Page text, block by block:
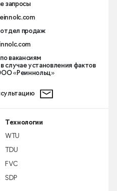
запросы
отдел продаж
вакансиям
случае установления фактов
«Реиннольц»
Технологии
WTU
TDU
FVC
SDP